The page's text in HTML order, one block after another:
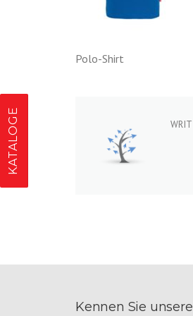
Polo-Shirt
KATALOGE
Kennen Sie